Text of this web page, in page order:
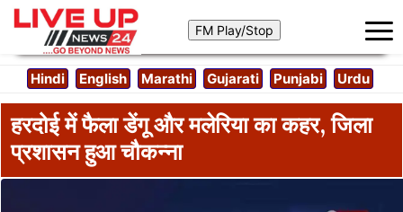
Hindi English Marathi Gujarati Punjabi Urdu
हरदोई में फैला डेंगू और मलेरिया का कहर, जिला
प्रशासन हुआ चौकन्ना